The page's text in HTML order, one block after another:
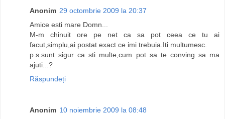
Anonim 29 octombrie 2009 la 20:37
Amice esti mare Domn...
M-m chinuit ore pe net ca sa pot ceea ce tu ai
facut,simplu,ai postat exact ce imi trebuia.Iti multumesc.
p.s.sunt sigur ca sti multe,cum pot sa te conving sa ma
ajuti...?
Răspundeți
Anonim 10 noiembrie 2009 la 08:48